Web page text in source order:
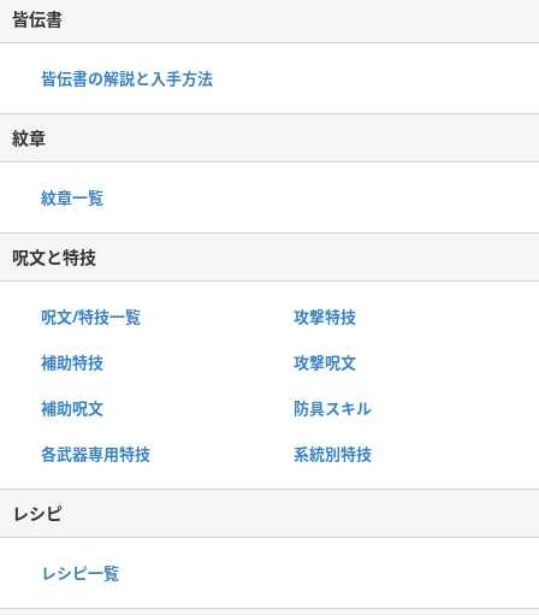
皆伝書
皆伝書の解説と入手方法
紋章
紋章一覧
呪文と特技
呪文/特技一覧 攻撃特技
補助特技 攻撃呪文
補助呪文 防具スキル
各武器専用特技 系統別特技
レシピ
レシピ一覧